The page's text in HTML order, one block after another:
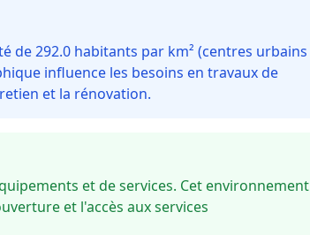
de 292.0 habitants par km² (centres urbains
influence les besoins en travaux de
et la rénovation.
et de services. Cet environnement
et l'accès aux services